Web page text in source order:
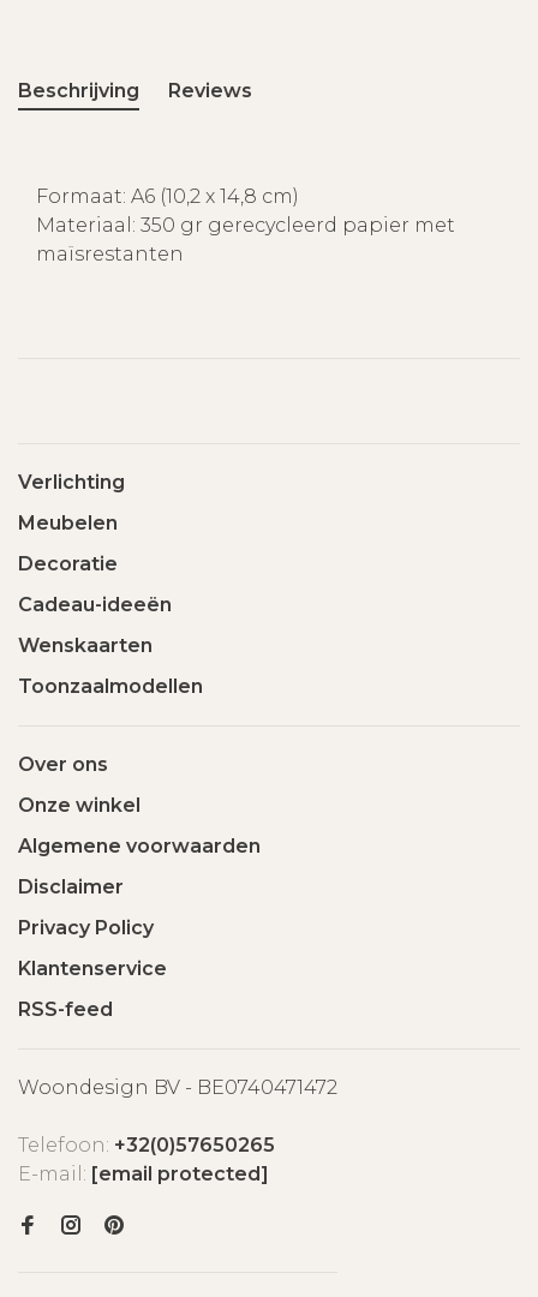
Beschrijving Reviews
Formaat: A6 (10,2 x 14,8 cm)
Materiaal: 350 gr gerecycleerd papier met
maïsrestanten
Verlichting
Meubelen
Decoratie
Cadeau-ideeën
Wenskaarten
Toonzaalmodellen
Over ons
Onze winkel
Algemene voorwaarden
Disclaimer
Privacy Policy
Klantenservice
RSS-feed
Woondesign BV - BE0740471472
Telefoon: +32(0)57650265
E-mail: [email protected]